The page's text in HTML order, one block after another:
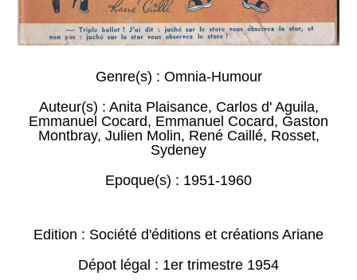
Genre(s) : Omnia-Humour
Auteur(s) : Anita Plaisance, Carlos d' Aguila,
Emmanuel Cocard, Emmanuel Cocard, Gaston
Montbray, Julien Molin, René Caillé, Rosset,
Sydeney
Epoque(s) : 1951-1960
Edition : Société d'éditions et créations Ariane
Dépot légal : 1er trimestre 1954